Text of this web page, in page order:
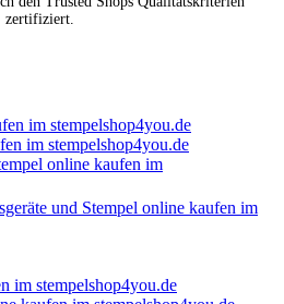
zertifiziert.